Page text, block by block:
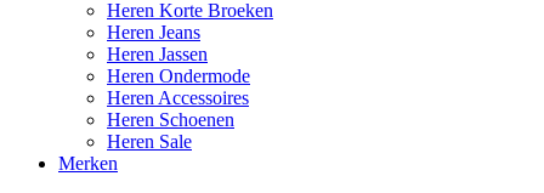
Heren Korte Broeken
Heren Jeans
Heren Jassen
Heren Ondermode
Heren Accessoires
Heren Schoenen
Heren Sale
Merken